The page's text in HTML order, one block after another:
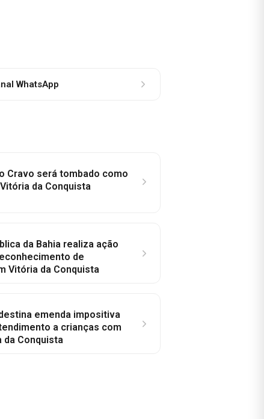
WhatsApp
Cravo será tombado como
da Conquista
da Bahia realiza ação
de
Vitória da Conquista
emenda impositiva
a crianças com
da Conquista